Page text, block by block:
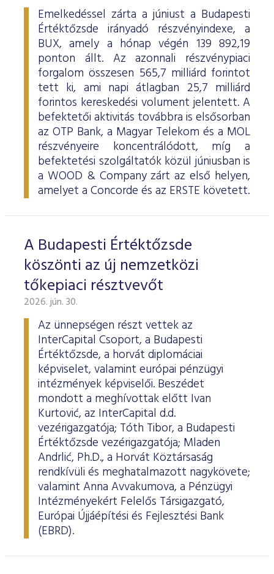
Emelkedéssel zárta a júniust a Budapesti
Értéktőzsde irányadó részvényindexe, a
BUX, amely a hónap végén 139 892,19
ponton állt. Az azonnali részvénypiaci
forgalom összesen 565,7 milliárd forintot
tett ki, ami napi átlagban 25,7 milliárd
forintos kereskedési volument jelentett. A
befektetői aktivitás továbbra is elsősorban
az OTP Bank, a Magyar Telekom és a MOL
részvényeire koncentrálódott, míg a
befektetési szolgáltatók közül júniusban is
a WOOD & Company zárt az első helyen,
amelyet a Concorde és az ERSTE követett.
A Budapesti Értéktőzsde
köszönti az új nemzetközi
tőkepiaci résztvevőt
2026. jún. 30.
Az ünnepségen részt vettek az
InterCapital Csoport, a Budapesti
Értéktőzsde, a horvát diplomáciai
képviselet, valamint európai pénzügyi
intézmények képviselői. Beszédet
mondott a meghívottak előtt Ivan
Kurtović, az InterCapital d.d.
vezérigazgatója; Tóth Tibor, a Budapesti
Értéktőzsde vezérigazgatója; Mladen
Andrlić, Ph.D., a Horvát Köztársaság
rendkívüli és meghatalmazott nagykövete;
valamint Anna Avvakumova, a Pénzügyi
Intézményekért Felelős Társigazgató,
Európai Újjáépítési és Fejlesztési Bank
(EBRD).